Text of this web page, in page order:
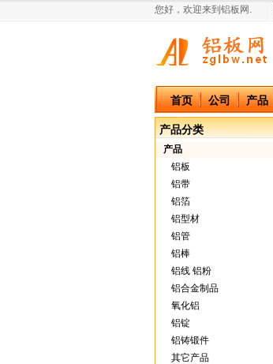
您好，欢迎来到铝板网.
中国铝板网
首页 公司 产品
产品分类
产品
铝板
铝带
铝箔
铝型材
铝管
铝棒
铝线 铝粉
铝合金制品
氧化铝
铝锭
铝铸锻件
其它产品